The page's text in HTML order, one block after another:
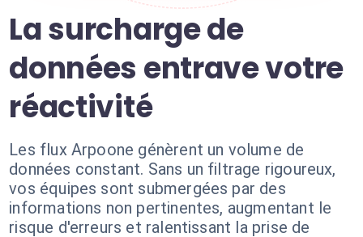
La surcharge de
données entrave votre
réactivité
Les flux Arpoone génèrent un volume de
données constant. Sans un filtrage rigoureux,
vos équipes sont submergées par des
informations non pertinentes, augmentant le
risque d'erreurs et ralentissant la prise de